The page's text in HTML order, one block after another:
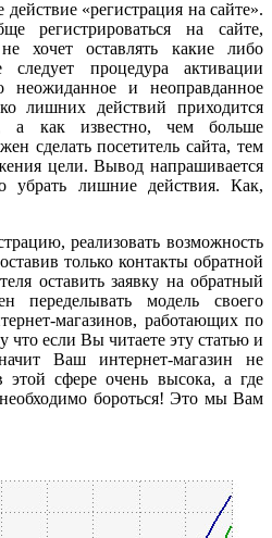
«регистрация на сайте».
регистрироваться на сайте,
не хочет оставлять какие либо
процедура активации
неожиданное и неоправданное
лишних действий приходится
а как известно, чем больше
сделать посетитель сайта, тем
цели. Вывод напрашивается
лишние действия. Как,
реализовать возможность
только контакты обратной
оставить заявку на обратный
переделывать модель своего
магазинов, работающих по
если Вы читаете эту статью и
Ваш интернет-магазин не
этой сфере очень высока, а где
бороться! Это мы Вам